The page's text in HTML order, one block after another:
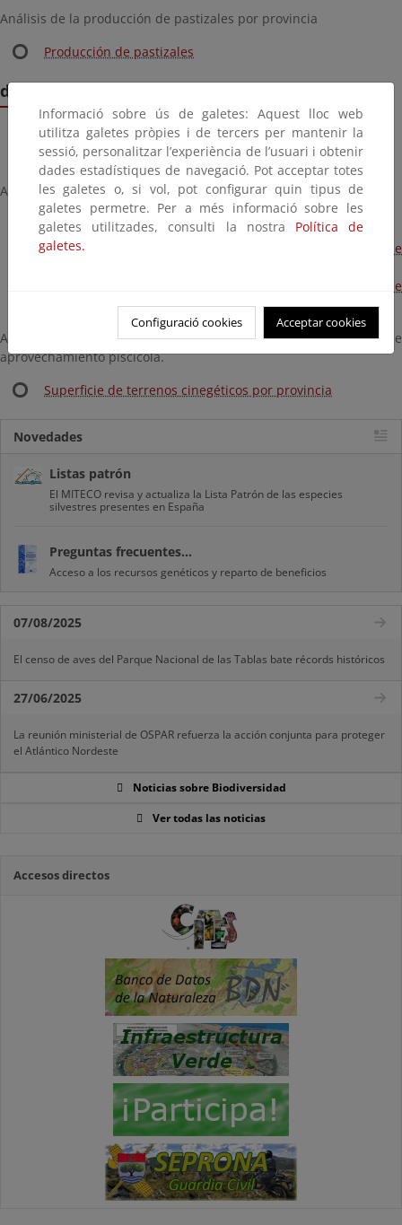
Análisis de la producción de pastizales por provincia
Producción de pastizales
d. Caza y Pesca Fluvial
Tablas Excel (498 KB)
Análisis de las capturas de especies cinegéticas.
Distribución del número de capturas de caza mayor
Distribución del número de capturas de caza menor de
Distribución del número de capturas de caza menor de
Análisis de los terrenos cinegéticos y las masas de
aprovechamiento piscícola.
Superficie de terrenos cinegéticos por provincia
Novedades
Listas patrón
El MITECO revisa y actualiza la Lista Patrón de las especies
silvestres presentes en España
Preguntas frecuentes...
Acceso a los recursos genéticos y reparto de beneficios
07/08/2025
El censo de aves del Parque Nacional de las Tablas bate récords históricos
27/06/2025
La reunión ministerial de OSPAR refuerza la acción conjunta para proteger
el Atlántico Nordeste
Noticias sobre Biodiversidad
Ver todas las noticias
Accesos directos
Informació sobre ús de galetes: Aquest lloc web
utilitza galetes pròpies i de tercers per mantenir la
sessió, personalitzar l’experiència de l’usuari i obtenir
dades estadístiques de navegació. Pot acceptar totes
les galetes o, si vol, pot configurar quin tipus de
galetes permetre. Per a més informació sobre les
galetes utilitzades, consulti la nostra Política de
galetes.
Configuració cookies Acceptar cookies